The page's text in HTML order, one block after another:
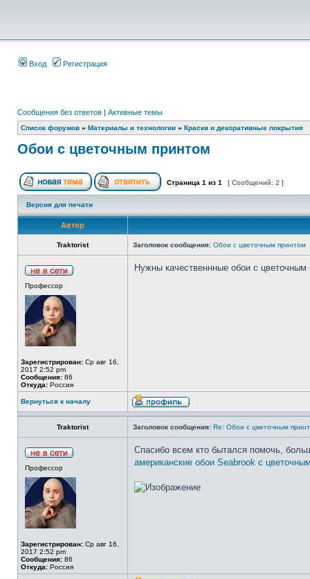
Вход Регистрация
Сообщения без ответов | Активные темы
Список форумов » Материалы и технологии » Краски и декоративные покрытия
Обои с цветочным принтом
Страница 1 из 1 [ Сообщений: 2 ]
Версия для печати
Автор
Traktorist Заголовок сообщения: Обои с цветочным принтом
Профессор
Зарегистрирован: Ср авг 16,
2017 2:52 pm
Сообщения: 86
Откуда: Россия
Нужны качественнные обои с
Вернуться к началу
Traktorist Заголовок сообщения: Re: Обои с цветочным
Профессор
Зарегистрирован: Ср авг 16,
2017 2:52 pm
Сообщения: 86
Откуда: Россия
Спасибо всем кто бытался помочь,
американские обои Seabrook с